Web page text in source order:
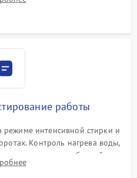
возможных протечек воды.
работы
интенсивной стирки и
Контроль нагрева воды,
излишних вибраций,
под корпусом.